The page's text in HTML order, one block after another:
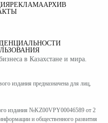
РЕКЛАМААРХИВ
в Казахстане и мира.
издания предназначена для лиц,
издания №KZ00VPY00046589 от 2
и общественного развития